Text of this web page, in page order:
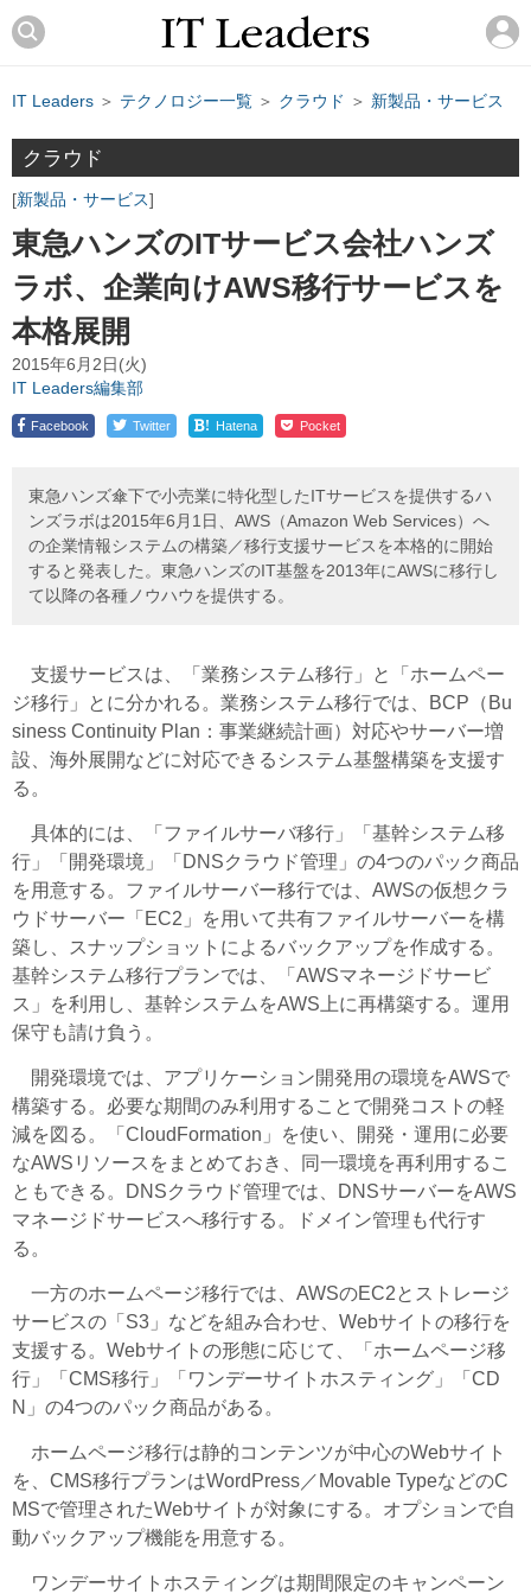
IT Leaders ＞ テクノロジー一覧 ＞ クラウド ＞ 新製品・サービス
クラウド
新製品・サービス
東急ハンズのITサービス会社ハンズ
ラボ、企業向けAWS移行サービスを
本格展開
2015年6月2日(火)
IT Leaders編集部
Facebook Twitter ! Hatena Pocket
東急ハンズ傘下で小売業に特化型したITサービスを提供するハ
ンズラボは2015年6月1日、AWS（Amazon Web Services）へ
の企業情報システムの構築／移行支援サービスを本格的に開始
すると発表した。東急ハンズのIT基盤を2013年にAWSに移行し
て以降の各種ノウハウを提供する。
支援サービスは、「業務システム移行」と「ホームペー
ジ移行」とに分かれる。業務システム移行では、BCP（Bu
siness Continuity Plan：事業継続計画）対応やサーバー増
設、海外展開などに対応できるシステム基盤構築を支援す
る。
具体的には、「ファイルサーバ移行」「基幹システム移
行」「開発環境」「DNSクラウド管理」の4つのパック商品
を用意する。ファイルサーバー移行では、AWSの仮想クラ
ウドサーバー「EC2」を用いて共有ファイルサーバーを構
築し、スナップショットによるバックアップを作成する。
基幹システム移行プランでは、「AWSマネージドサービ
ス」を利用し、基幹システムをAWS上に再構築する。運用
保守も請け負う。
開発環境では、アプリケーション開発用の環境をAWSで
構築する。必要な期間のみ利用することで開発コストの軽
減を図る。「CloudFormation」を使い、開発・運用に必要
なAWSリソースをまとめておき、同一環境を再利用するこ
ともできる。DNSクラウド管理では、DNSサーバーをAWS
マネージドサービスへ移行する。ドメイン管理も代行す
る。
一方のホームページ移行では、AWSのEC2とストレージ
サービスの「S3」などを組み合わせ、Webサイトの移行を
支援する。Webサイトの形態に応じて、「ホームページ移
行」「CMS移行」「ワンデーサイトホスティング」「CD
N」の4つのパック商品がある。
ホームページ移行は静的コンテンツが中心のWebサイト
を、CMS移行プランはWordPress／Movable TypeなどのC
MSで管理されたWebサイトが対象にする。オプションで自
動バックアップ機能を用意する。
ワンデーサイトホスティングは期間限定のキャンペーン